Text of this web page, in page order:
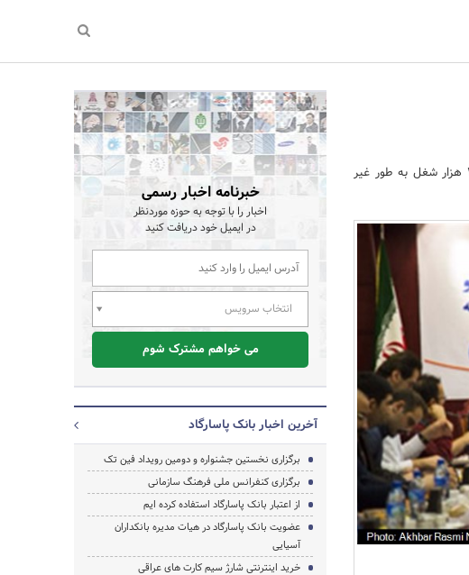
میدکو، 15 هزار شغل به صورت مستقیم و بیش از 150 هزار شغل به طور غیر
خبرنامه اخبار رسمی
اخبار را با توجه به حوزه موردنظر
در ایمیل خود دریافت کنید
انتخاب سرویس
می خواهم مشترک شوم
آخرین اخبار بانک پاسارگاد
برگزاری نخستین جشنواره و دومین رویداد فین تک
برگزاری کنفرانس ملی فرهنگ سازمانی
از اعتبار بانک پاسارگاد استفاده کرده ایم
عضویت بانک پاسارگاد در هیات مدیره بانکداران
آسیایی
خرید اینترنتی شارژ سیم کارت های عراقی